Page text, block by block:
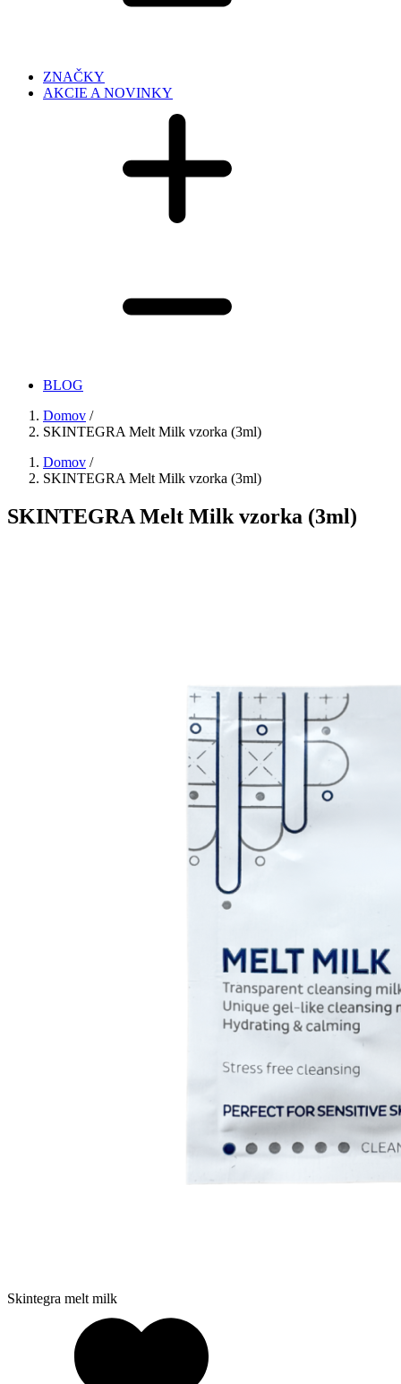
ZNAČKY
AKCIE A NOVINKY
BLOG
Domov /
SKINTEGRA Melt Milk vzorka (3ml)
Domov /
SKINTEGRA Melt Milk vzorka (3ml)
SKINTEGRA Melt Milk vzorka (3ml)
Skintegra melt milk